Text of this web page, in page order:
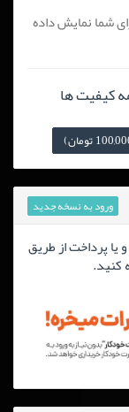
شما نمایش داده
کیفیت ها
ورود به نسخه جدید
پرداخت از طریق
کنید.